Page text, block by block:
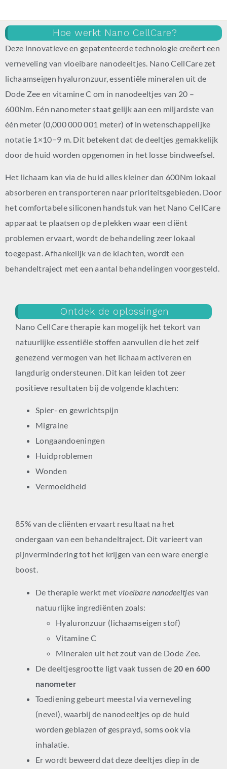
Hoe werkt Nano CellCare?
Deze innovatieve en gepatenteerde technologie creëert een
verneveling van vloeibare nanodeeltjes. Nano CellCare zet
lichaamseigen hyaluronzuur, essentiële mineralen uit de
Dode Zee en vitamine C om in nanodeeltjes van 20 –
600Nm. Eén nanometer staat gelijk aan een miljardste van
één meter (0,000 000 001 meter) of in wetenschappelijke
notatie 1×10−9 m. Dit betekent dat de deeltjes gemakkelijk
door de huid worden opgenomen in het losse bindweefsel.
Het lichaam kan via de huid alles kleiner dan 600Nm lokaal
absorberen en transporteren naar prioriteitsgebieden. Door
het comfortabele siliconen handstuk van het Nano CellCare
apparaat te plaatsen op de plekken waar een cliënt
problemen ervaart, wordt de behandeling zeer lokaal
toegepast. Afhankelijk van de klachten, wordt een
behandeltraject met een aantal behandelingen voorgesteld.
Ontdek de oplossingen
Nano CellCare therapie kan mogelijk het tekort van
natuurlijke essentiële stoffen aanvullen die het zelf
genezend vermogen van het lichaam activeren en
langdurig ondersteunen. Dit kan leiden tot zeer
positieve resultaten bij de volgende klachten:
Spier- en gewrichtspijn
Migraine
Longaandoeningen
Huidproblemen
Wonden
Vermoeidheid
85% van de cliënten ervaart resultaat na het
ondergaan van een behandeltraject. Dit varieert van
pijnvermindering tot het krijgen van een ware energie
boost.
De therapie werkt met vloeibare nanodeeltjes van
natuurlijke ingrediënten zoals:
Hyaluronzuur (lichaamseigen stof)
Vitamine C
Mineralen uit het zout van de Dode Zee.
De deeltjesgrootte ligt vaak tussen de 20 en 600
nanometer
Toediening gebeurt meestal via verneveling
(nevel), waarbij de nanodeeltjes op de huid
worden geblazen of gesprayd, soms ook via
inhalatie.
Er wordt beweerd dat deze deeltjes diep in de